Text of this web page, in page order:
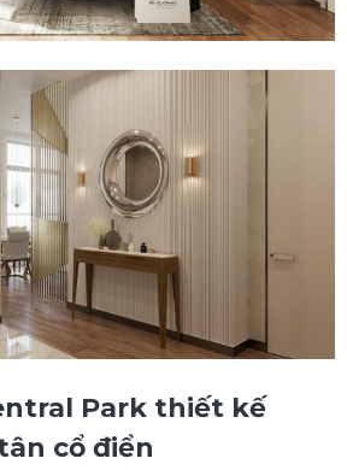
Park thiết kế
cổ điển